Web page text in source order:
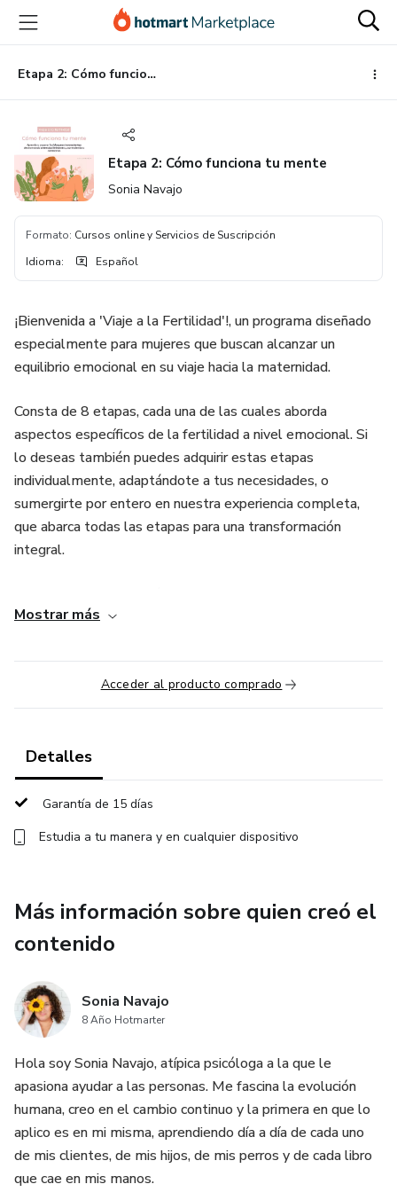
principal
página
de
página
Etapa 2: Cómo funciona tu mente
Etapa 2: Cómo funciona tu mente
Sonia Navajo
Formato: Cursos online y Servicios de Suscripción
Idioma: Español
¡Bienvenida a 'Viaje a la Fertilidad'!, un programa diseñado
especialmente para mujeres que buscan alcanzar un
equilibrio emocional en su viaje hacia la maternidad.
Consta de 8 etapas, cada una de las cuales aborda
aspectos específicos de la fertilidad a nivel emocional. Si
lo deseas también puedes adquirir estas etapas
individualmente, adaptándote a tus necesidades, o
sumergirte por entero en nuestra experiencia completa,
que abarca todas las etapas para una transformación
integral.
CÓMO FUNCIONA TU MENTE
¿CUÁL ES EL OBJETIVO DE ESTA ETAPA?
Superar los bloqueos inconscientes que puedes tener,
inconsciente, desmontando creencias limitantes y
aprendiendo a cambiarlas. A lo largo de esta etapa
explorarás el fascinante poder de la hipnosis para liberarte
Cada uno de estos pasos formarán parte de una
¿QUÉ INCLUYE?
Estos 5 temas:
– Cómo funciona la mente
– Creencias limitantes
– Cómo cambiar las creencias
– El poder de la hipnosis
Mostrar más
Acceder al producto comprado
Detalles
Garantía de 15 días
Estudia a tu manera y en cualquier dispositivo
Más información sobre quien creó el
contenido
Sonia Navajo
8 Año Hotmarter
Hola soy Sonia Navajo, atípica psicóloga a la que le
apasiona ayudar a las personas. Me fascina la evolución
humana, creo en el cambio continuo y la primera en que lo
aplico es en mi misma, aprendiendo día a día de cada uno
de mis clientes, de mis hijos, de mis perros y de cada libro
que cae en mis manos.